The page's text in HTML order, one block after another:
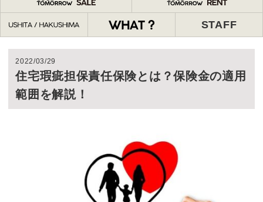
STAFF
2022/03/29
住宅瑕疵担保責任保険とは？保険金の適用
範囲を解説！